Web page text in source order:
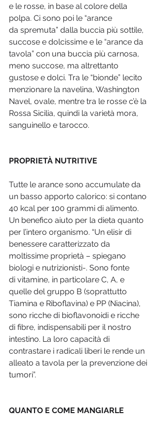
e le rosse, in base al colore della
polpa. Ci sono poi le “arance
da spremuta” dalla buccia più sottile,
succose e dolcissime e le “arance da
tavola” con una buccia più carnosa,
meno succose, ma altrettanto
gustose e dolci. Tra le “bionde” lecito
menzionare la navelina, Washington
Navel, ovale, mentre tra le rosse c’è la
Rossa Sicilia, quindi la varietà mora,
sanguinello e tarocco.
PROPRIETÀ NUTRITIVE
Tutte le arance sono accumulate da
un basso apporto calorico: si contano
40 kcal per 100 grammi di alimento.
Un benefico aiuto per la dieta quanto
per l’intero organismo. “Un elisir di
benessere caratterizzato da
moltissime proprietà – spiegano
biologi e nutrizionisti-. Sono fonte
di vitamine, in particolare C, A, e
quelle del gruppo B (soprattutto
Tiamina e Riboflavina) e PP (Niacina),
sono ricche di bioflavonoidi e ricche
di fibre, indispensabili per il nostro
intestino. La loro capacità di
contrastare i radicali liberi le rende un
alleato a tavola per la prevenzione dei
tumori”.
QUANTO E COME MANGIARLE